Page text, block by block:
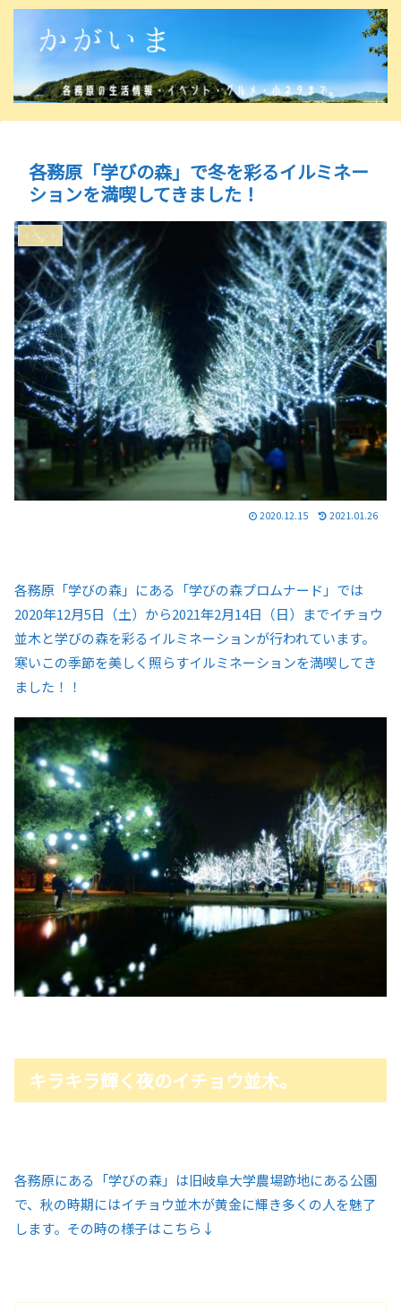
各務原「学びの森」で冬を彩るイルミネー
ションを満喫してきました！
イベント
2020.12.15 2021.01.26
各務原「学びの森」にある「学びの森プロムナード」では
2020年12月5日（土）から2021年2月14日（日）までイチョウ
並木と学びの森を彩るイルミネーションが行われています。
寒いこの季節を美しく照らすイルミネーションを満喫してき
ました！！
キラキラ輝く夜のイチョウ並木。
各務原にある「学びの森」は旧岐阜大学農場跡地にある公園
で、秋の時期にはイチョウ並木が黄金に輝き多くの人を魅了
します。その時の様子はこちら↓